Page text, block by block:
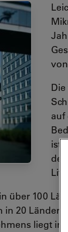
auf
ist
über 100
in 20
liegt in